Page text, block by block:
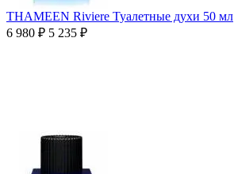
THAMEEN Riviere Туалетные духи 50 мл
6 980 ₽ 5 235 ₽